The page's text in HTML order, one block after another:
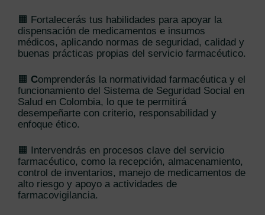
🟧 Fortalecerás tus habilidades para apoyar la
dispensación de medicamentos e insumos
médicos, aplicando normas de seguridad, calidad y
buenas prácticas propias del servicio farmacéutico.
🟧 Comprenderás la normatividad farmacéutica y el
funcionamiento del Sistema de Seguridad Social en
Salud en Colombia, lo que te permitirá
desempeñarte con criterio, responsabilidad y
enfoque ético.
🟧 Intervendrás en procesos clave del servicio
farmacéutico, como la recepción, almacenamiento,
control de inventarios, manejo de medicamentos de
alto riesgo y apoyo a actividades de
farmacovigilancia.